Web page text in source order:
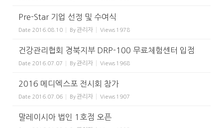
Pre-Star 기업 선정 및 수여식
Date 2016.08.10 By관리자 Views 1978
건강관리협회 경북지부 DRP-100 무료체험센터 입점
Date 2016.07.07 By관리자 Views 1968
2016 메디엑스포 전시회 참가
Date 2016.07.06 By관리자 Views 1907
말레이시아 법인 1호점 오픈